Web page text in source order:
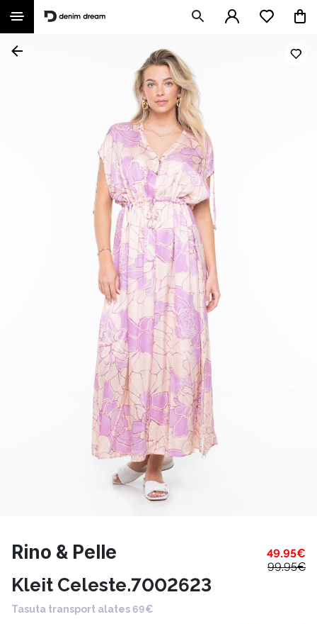
Rino & Pelle 49.95€
99.95€
Kleit Celeste.7002623
Tasuta transport alates 69€